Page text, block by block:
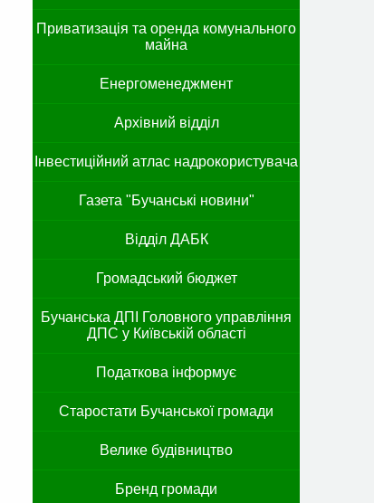
Приватизація та оренда комунального
майна
Енергоменеджмент
Архівний відділ
Інвестиційний атлас надрокористувача
Газета "Бучанські новини"
Відділ ДАБК
Громадський бюджет
Бучанська ДПІ Головного управління
ДПС у Київській області
Податкова інформує
Старостати Бучанської громади
Велике будівництво
Бренд громади